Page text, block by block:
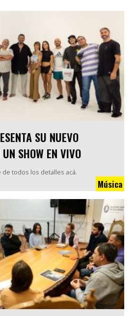
SU NUEVO
SHOW EN VIVO
todos los detalles acá.
Música